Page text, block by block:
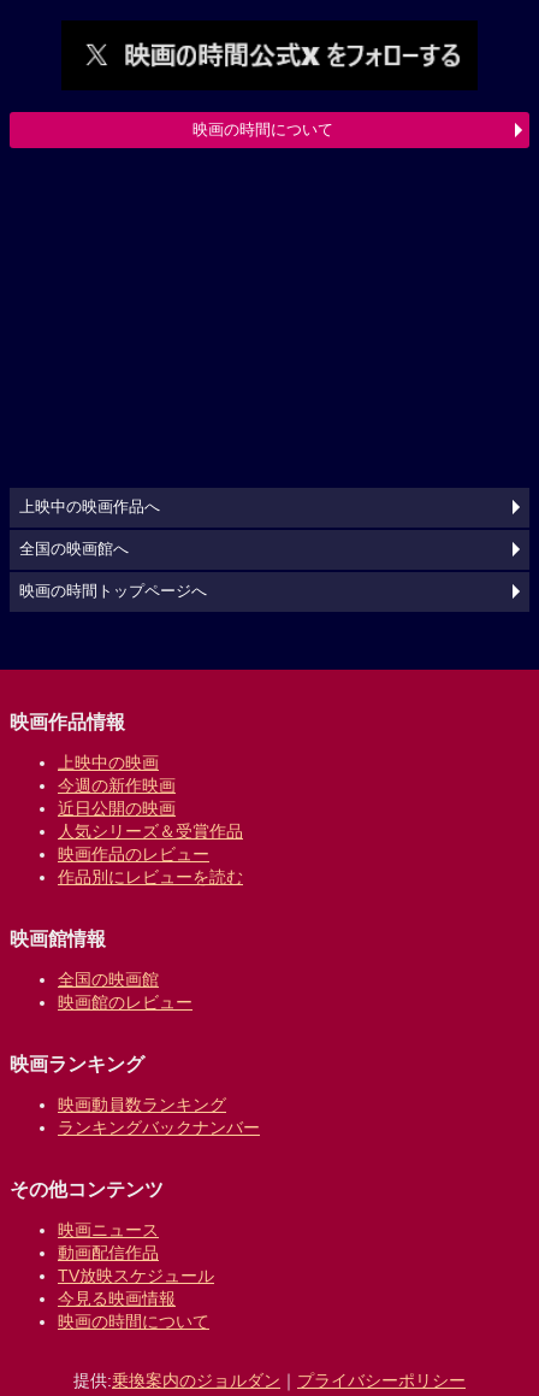
映画の時間について
上映中の映画作品へ
全国の映画館へ
映画の時間トップページへ
映画作品情報
上映中の映画
今週の新作映画
近日公開の映画
人気シリーズ＆受賞作品
映画作品のレビュー
作品別にレビューを読む
映画館情報
全国の映画館
映画館のレビュー
映画ランキング
映画動員数ランキング
ランキングバックナンバー
その他コンテンツ
映画ニュース
動画配信作品
TV放映スケジュール
今見る映画情報
映画の時間について
提供:乗換案内のジョルダン ｜ プライバシーポリシー